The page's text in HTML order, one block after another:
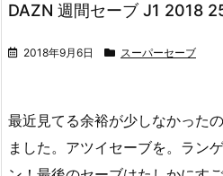
DAZN 週間セーブ J1 2018
2018年9月6日 スーパーセーブ
最近見てる余裕が少しなかった
ました。アツイセーブを。ラン